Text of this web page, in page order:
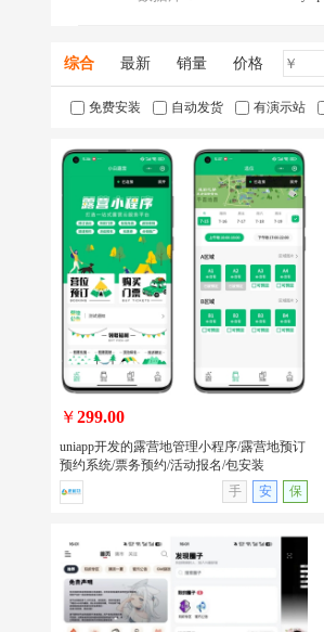
综合 最新 销量 价格
免费安装 自动发货 有演示站
￥299.00
uniapp开发的露营地管理小程序/露营地预订
预约系统/票务预约/活动报名/包安装
手
安 保